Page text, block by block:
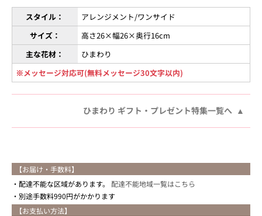
スタイル：
アレンジメント/ワンサイド
サイズ：
高さ26×幅26×奥行16cm
主な花材：
ひまわり
※メッセージ対応可(無料メッセージ30文字以内)
ひまわり ギフト・プレゼント特集一覧へ
【お届け・手数料】
配達不能な区域があります。 配達不能地域一覧はこちら
別途手数料990円がかかります
【お支払い方法】